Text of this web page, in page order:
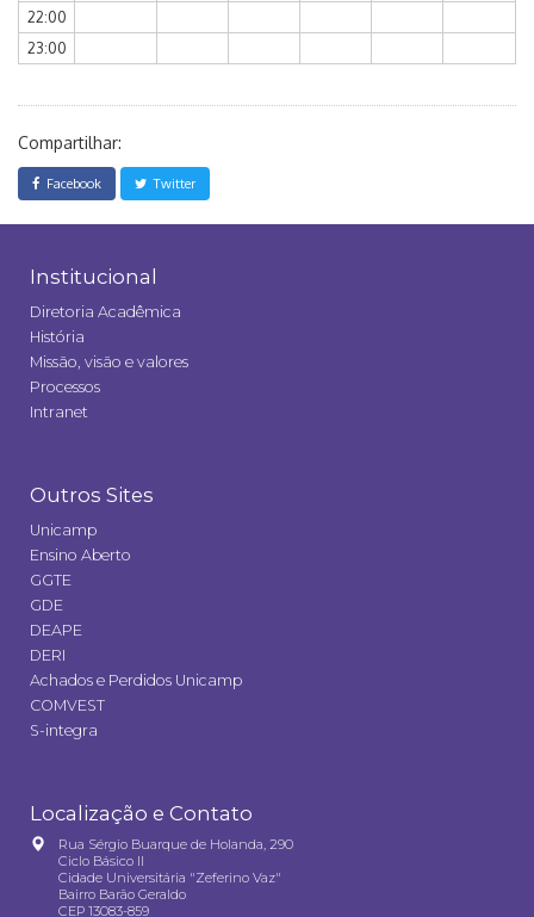
22:00
23:00
Compartilhar:
Facebook Twitter
Institucional
Diretoria Acadêmica
História
Missão, visão e valores
Processos
Intranet
Outros Sites
Unicamp
Ensino Aberto
GGTE
GDE
DEAPE
DERI
Achados e Perdidos Unicamp
COMVEST
S-integra
Localização e Contato
Rua Sérgio Buarque de Holanda, 290
Ciclo Básico II
Cidade Universitária "Zeferino Vaz"
Bairro Barão Geraldo
CEP 13083-859